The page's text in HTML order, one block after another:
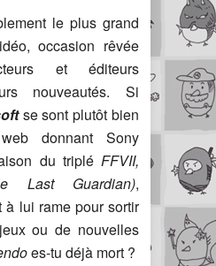
le plus grand
occasion rêvée
et éditeurs
nouveautés. Si
se sont plutôt bien
donnant Sony
du triplé FFVII,
Last Guardian),
à lui rame pour sortir
ou de nouvelles
es-tu déjà mort ?